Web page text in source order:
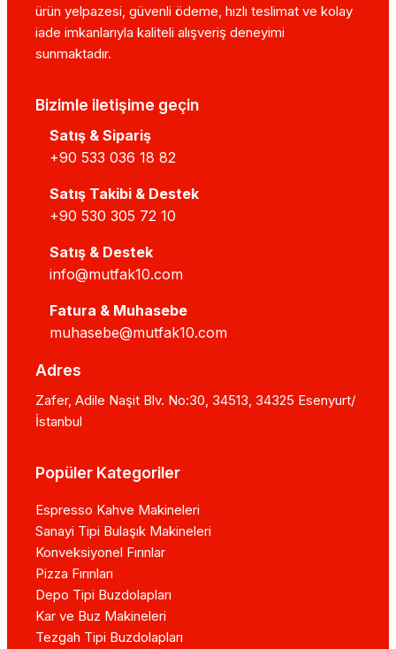
ürün yelpazesi, güvenli ödeme, hızlı teslimat ve kolay
iade imkanlarıyla kaliteli alışveriş deneyimi
sunmaktadır.
Bizimle iletişime geçin
Satış & Sipariş
+90 533 036 18 82
Satış Takibi & Destek
+90 530 305 72 10
Satış & Destek
info@mutfak10.com
Fatura & Muhasebe
muhasebe@mutfak10.com
Adres
Zafer, Adile Naşit Blv. No:30, 34513, 34325 Esenyurt/
İstanbul
Popüler Kategoriler
Espresso Kahve Makineleri
Sanayi Tipi Bulaşık Makineleri
Konveksiyonel Fırınlar
Pizza Fırınları
Depo Tipi Buzdolapları
Kar ve Buz Makineleri
Tezgah Tipi Buzdolapları